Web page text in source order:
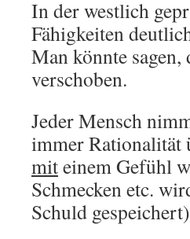
In der westlich
Fähigkeiten
Man könnte
verschoben.
Jeder Mensch
immer Rationalität
miteinem Gefühl
Schmecken etc.
Schuld